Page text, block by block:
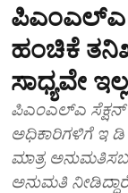
ಪಿಎಂಎಲ್‌ಎ
ಹಂಚಿಕೆ
ಸಾಧ್ಯವೇ
ಪಿಎಂಎಲ್‌ಎ ಸೆಕ್ಷನ್‌
ಅಧಿಕಾರಿಗಳಿಗೆ ಇ ಡಿ
ಮಾತ್ರ
ಅನುಮತಿ